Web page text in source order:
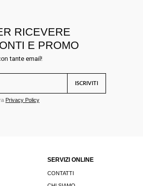
RICEVERE
E PROMO
tante email!
ISCRIVITI
Privacy Policy
SERVIZI ONLINE
CONTATTI